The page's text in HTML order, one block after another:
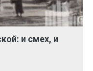
и смех, и